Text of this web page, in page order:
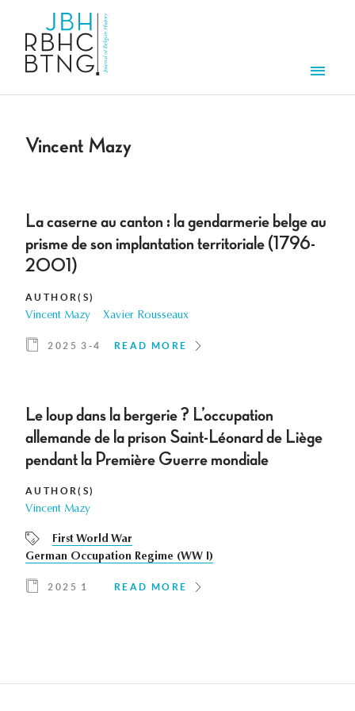
Vincent Mazy
La caserne au canton : la gendarmerie belge au
prisme de son implantation territoriale (1796-
2001)
AUTHOR(S)
Vincent Mazy Xavier Rousseaux
2025 3-4 READ MORE
Le loup dans la bergerie ? L’occupation
allemande de la prison Saint-Léonard de Liège
pendant la Première Guerre mondiale
AUTHOR(S)
Vincent Mazy
First World War
German Occupation Regime (WW I)
2025 1 READ MORE